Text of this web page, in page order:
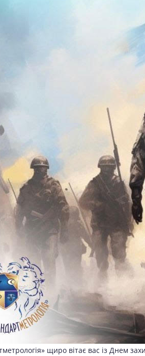
щиро вітає вас із Днем